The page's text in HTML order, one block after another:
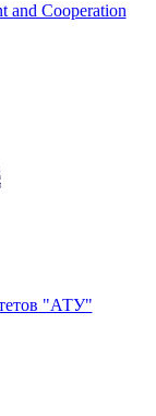
and Cooperation
"АТУ"